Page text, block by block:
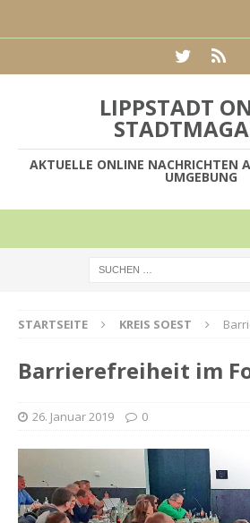
LIPPSTADT
AKTUELLE ONLINE NACHRICHTEN
UMGEBUNG
STARTSEITE KREIS SOEST
Barrierefreiheit im
26. Januar 2019 0